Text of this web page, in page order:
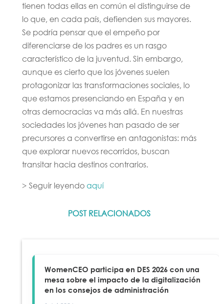
tienen todas ellas en común el distinguirse de
lo que, en cada país, defienden sus mayores.
Se podría pensar que el empeño por
diferenciarse de los padres es un rasgo
característico de la juventud. Sin embargo,
aunque es cierto que los jóvenes suelen
protagonizar las transformaciones sociales, lo
que estamos presenciando en España y en
otras democracias va más allá. En nuestras
sociedades los jóvenes han pasado de ser
precursores a convertirse en antagonistas: más
que explorar nuevos recorridos, buscan
transitar hacia destinos contrarios.
> Seguir leyendoaquí
POST RELACIONADOS
WomenCEO participa en DES 2026 con una
mesa sobre el impacto de la digitalización
en los consejos de administración